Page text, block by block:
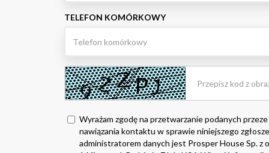
TELEFON KOMÓRKOWY
Wyrażam zgodę na przetwarzanie podanych
nawiązania kontaktu w sprawie niniejszego
administratorem danych jest Prosper House Sp. z